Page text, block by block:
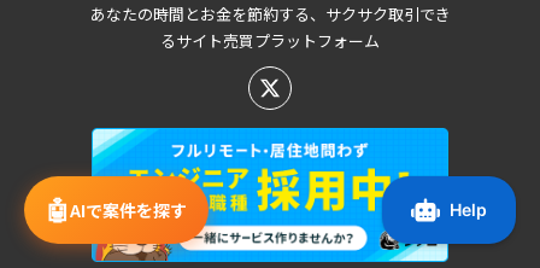
🤖AIで案件を探す
あなたの時間とお金を節約する、サクサク取引でき
るサイト売買プラットフォーム